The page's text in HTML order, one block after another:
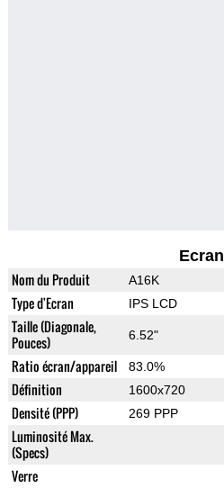
Ecran
Nom du Produit A16K
Type d'Ecran IPS LCD
Taille (Diagonale,
Pouces)
6.52"
Ratio écran/appareil 83.0%
Définition 1600x720
Densité (PPP) 269 PPP
Luminosité Max.
(Specs)
Verre